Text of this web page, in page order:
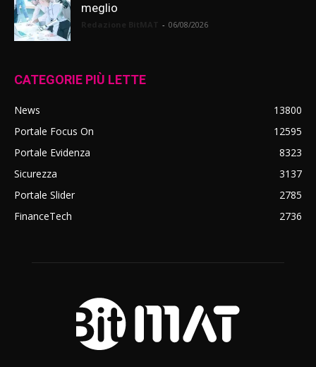
meglio
- 06/08/2026
CATEGORIE PIÙ LETTE
News
13800
Portale Focus On
12595
Portale Evidenza
8323
Sicurezza
3137
Portale Slider
2785
FinanceTech
2736